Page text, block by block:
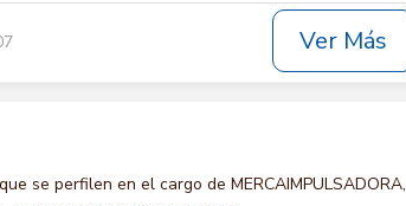
Ver Más
se perfilen en el cargo de MERCAIMPULSADORA,